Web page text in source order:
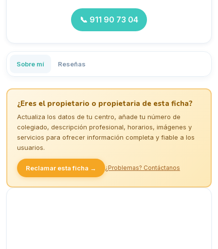
📞 911 90 73 04
Sobre mí Reseñas
¿Eres el propietario o propietaria de esta ficha?
Actualiza los datos de tu centro, añade tu número de
colegiado, descripción profesional, horarios, imágenes y
servicios para ofrecer información completa y fiable a los
usuarios.
Reclamar esta ficha → ¿Problemas? Contáctanos